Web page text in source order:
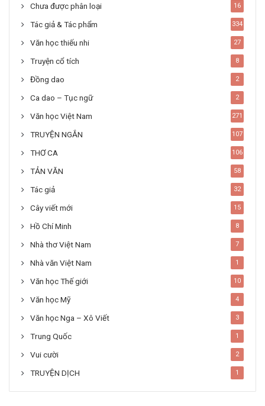
Chưa được phân loại 16
Tác giả & Tác phẩm 334
Văn học thiếu nhi 27
Truyện cổ tích 8
Đồng dao 2
Ca dao – Tục ngữ 2
Văn học Việt Nam 271
TRUYỆN NGẮN 107
THƠ CA 106
TẢN VĂN 58
Tác giả 32
Cây viết mới 15
Hồ Chí Minh 8
Nhà thơ Việt Nam 7
Nhà văn Việt Nam 1
Văn học Thế giới 10
Văn học Mỹ 4
Văn học Nga – Xô Viết 3
Trung Quốc 1
Vui cười 2
TRUYỆN DỊCH 1